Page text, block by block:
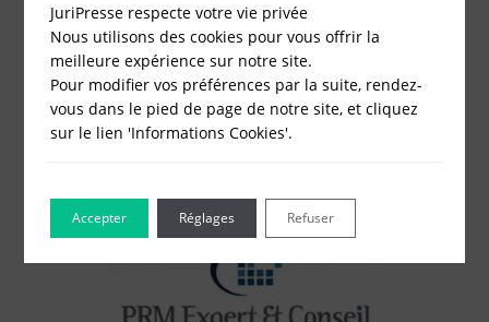
Constitution de société
Modification de société
Fonds de Commerce
Cessation d'activité
JuriPresse respecte votre vie privée
Nous utilisons des cookies pour vous offrir la
meilleure expérience sur notre site.
Pour modifier vos préférences par la suite, rendez-
vous dans le pied de page de notre site, et cliquez
sur le lien 'Informations Cookies'.
Accepter Refuser
Réglages